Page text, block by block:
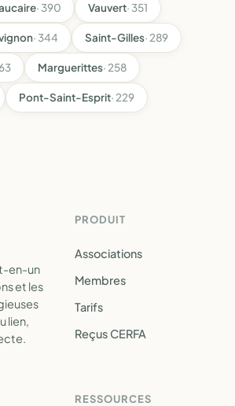
· 390 Vauvert· 351
· 344 Saint-Gilles· 289
Marguerittes· 258
Pont-Saint-Esprit· 229
en-un
et les
lien,
PRODUIT
Associations
Membres
Tarifs
Reçus CERFA
RESSOURCES